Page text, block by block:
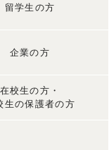
留学生の方
企業の方
在校生の方・
生の保護者の方